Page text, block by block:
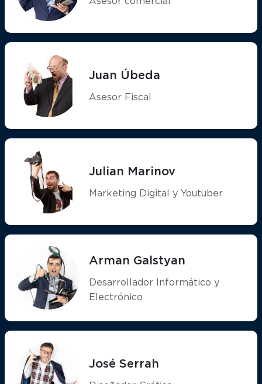
Juan Úbeda
Asesor Fiscal
Julian Marinov
Marketing Digital y Youtuber
Arman Galstyan
Desarrollador Informático y
Electrónico
José Serrah